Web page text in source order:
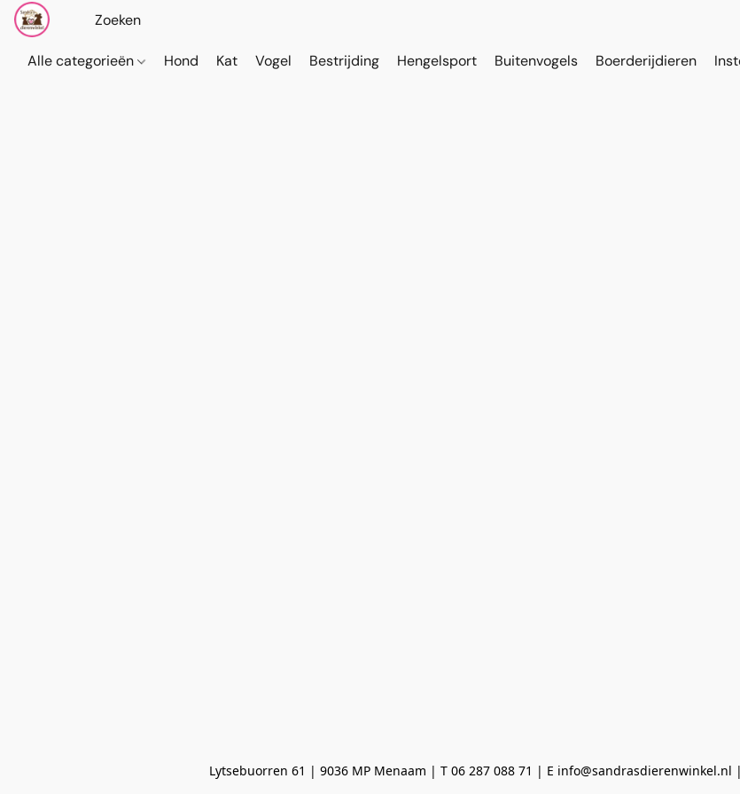
Alle categorieën Hond Kat Vogel Bestrijding Hengelsport Buitenvogels Boerderijdieren
Lytsebuorren 61 | 9036 MP Menaam | T 06 287 088 71 | E info@sandrasdierenwinkel.nl